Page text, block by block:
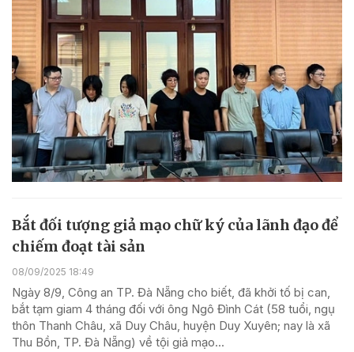
Bắt đối tượng giả mạo chữ ký của lãnh đạo để
chiếm đoạt tài sản
08/09/2025 18:49
Ngày 8/9, Công an TP. Đà Nẵng cho biết, đã khởi tố bị can,
bắt tạm giam 4 tháng đối với ông Ngô Đình Cát (58 tuổi, ngụ
thôn Thanh Châu, xã Duy Châu, huyện Duy Xuyên; nay là xã
Thu Bồn, TP. Đà Nẵng) về tội giả mạo...